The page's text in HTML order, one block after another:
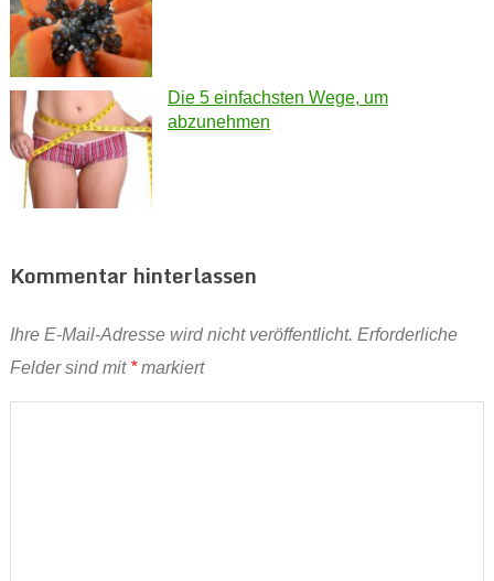
Die 5 einfachsten Wege, um
abzunehmen
Kommentar hinterlassen
Ihre E-Mail-Adresse wird nicht veröffentlicht. Erforderliche
Felder sind mit *markiert